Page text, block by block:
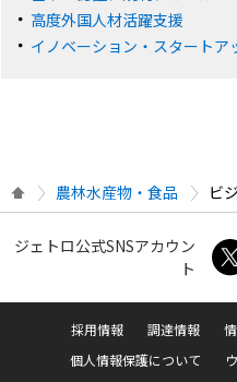
高度外国人材活躍支援
イノベーション・スタートア
農林水産物・食品 ビ
ジェトロ公式SNSアカウン
ト
採用情報 調達情報
個人情報保護について